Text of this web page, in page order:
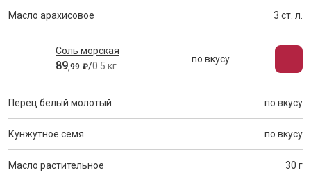
Масло арахисовое 3 ст. л.
Соль морская
89,99 ₽/0.5 кг
по вкусу
Перец белый молотый по вкусу
Кунжутное семя по вкусу
Масло растительное 30 г